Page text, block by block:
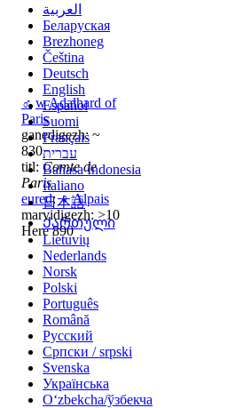
♂ wAdalhard of
Paris
ganedigezh: ~
830
titl: Comte de
Paris
eured:♀Alpais
marvidigezh: >10
Here 890
العربية
Беларуская
Brezhoneg
Čeština
Deutsch
English
Español
Suomi
Français
עברית
Bahasa Indonesia
Italiano
日本語
Ქართული
Lietuvių
Nederlands
Norsk
Polski
Português
Română
Русский
Српски / srpski
Svenska
Українська
Oʻzbekcha/ўзбекча